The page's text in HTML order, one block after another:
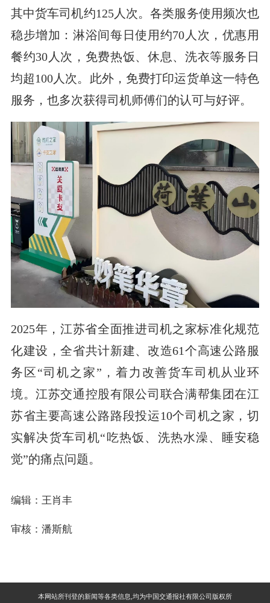
其中货车司机约125人次。各类服务使用频次也
稳步增加：淋浴间每日使用约70人次，优惠用
餐约30人次，免费热饭、休息、洗衣等服务日
均超100人次。此外，免费打印运货单这一特色
服务，也多次获得司机师傅们的认可与好评。
2025年，江苏省全面推进司机之家标准化规范
化建设，全省共计新建、改造61个高速公路服
务区“司机之家”，着力改善货车司机从业环
境。江苏交通控股有限公司联合满帮集团在江
苏省主要高速公路路段投运10个司机之家，切
实解决货车司机“吃热饭、洗热水澡、睡安稳
觉”的痛点问题。
编辑：王肖丰
审核：潘斯航
本网站所刊登的新闻等各类信息,均为中国交通报社有限公司版权所